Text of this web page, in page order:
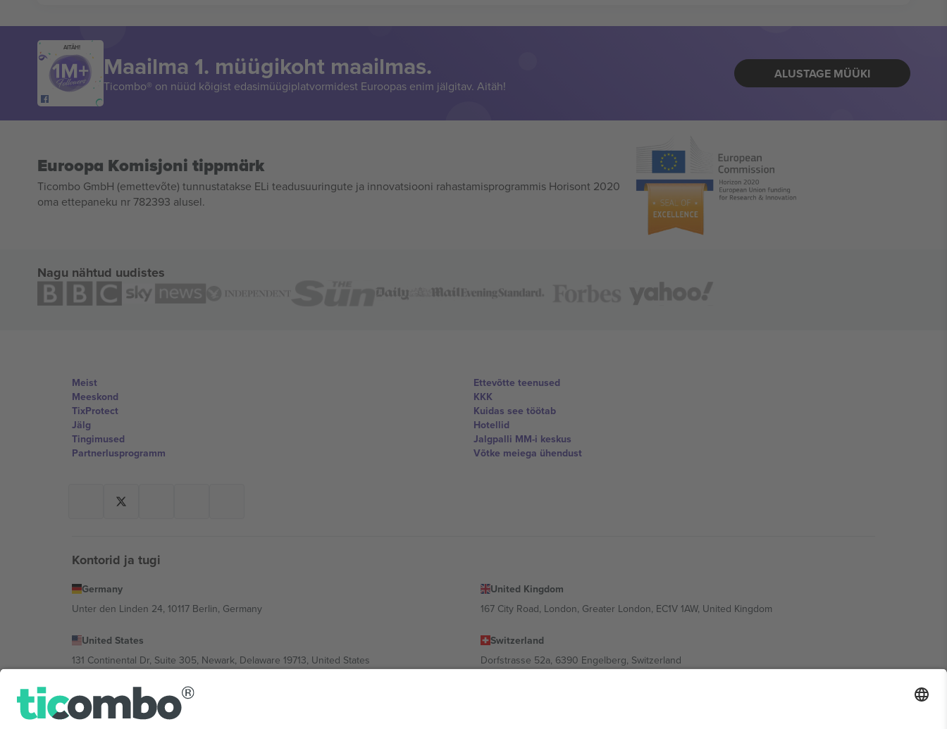
AITÄH!
Maailma 1. müügikoht maailmas.
Ticombo® on nüüd kõigist edasimüügiplatvormidest Euroopas enim jälgitav. Aitäh!
ALUSTAGE MÜÜKI
Euroopa Komisjoni tippmärk
Ticombo GmbH (emettevõte) tunnustatakse ELi teadusuuringute ja innovatsiooni rahastamisprogrammis Horisont 2020
oma ettepaneku nr 782393 alusel.
Nagu nähtud uudistes
Meist
Meeskond
TixProtect
Jälg
Tingimused
Partnerlusprogramm
Ettevõtte teenused
KKK
Kuidas see töötab
Hotellid
Jalgpalli MM-i keskus
Võtke meiega ühendust
Kontorid ja tugi
Germany
Unter den Linden 24, 10117 Berlin, Germany
United Kingdom
167 City Road, London, Greater London, EC1V 1AW, United Kingdom
United States
131 Continental Dr, Suite 305, Newark, Delaware 19713, United States
Switzerland
Dorfstrasse 52a, 6390 Engelberg, Switzerland
Bulgaria
Regus Sofia City West, bul Totleben 53-55, 1606 Sofia, Bulgaria